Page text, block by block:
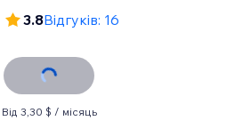
3.8Відгуків: 16
Від 3,30 $ / місяць